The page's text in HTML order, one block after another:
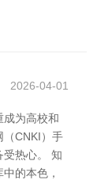
2026-04-01
成为高校和
（CNKI）手
受热心。 知
的本色，